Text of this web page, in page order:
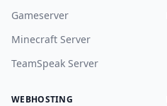
Gameserver
Minecraft Server
TeamSpeak Server
WEBHOSTING